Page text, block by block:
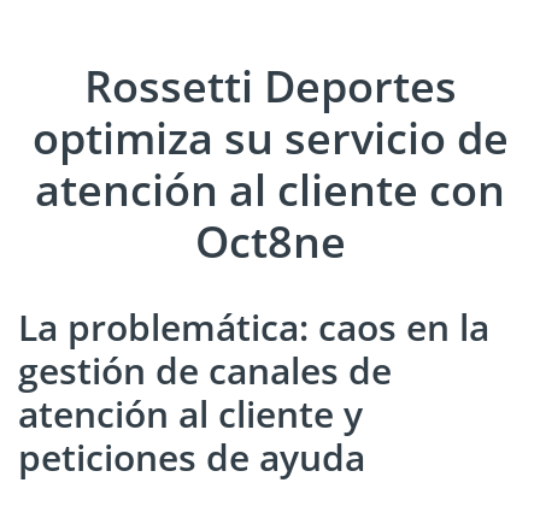
Rossetti Deportes
optimiza su servicio de
atención al cliente con
Oct8ne
La problemática: caos en la
gestión de canales de
atención al cliente y
peticiones de ayuda